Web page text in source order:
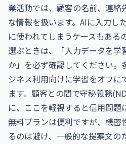
業活動では、顧客の名前、連絡
な情報を扱います。AIに入力し
に使われてしまうケースもある
選ぶときは、「入力データを学
か」を必ず確認してください。
ジネス利用向けに学習をオフに
ます。顧客との間で守秘義務
に、ここを軽視すると信用問題
無料プランは便利ですが、機密
るのは避け、一般的な提案文の